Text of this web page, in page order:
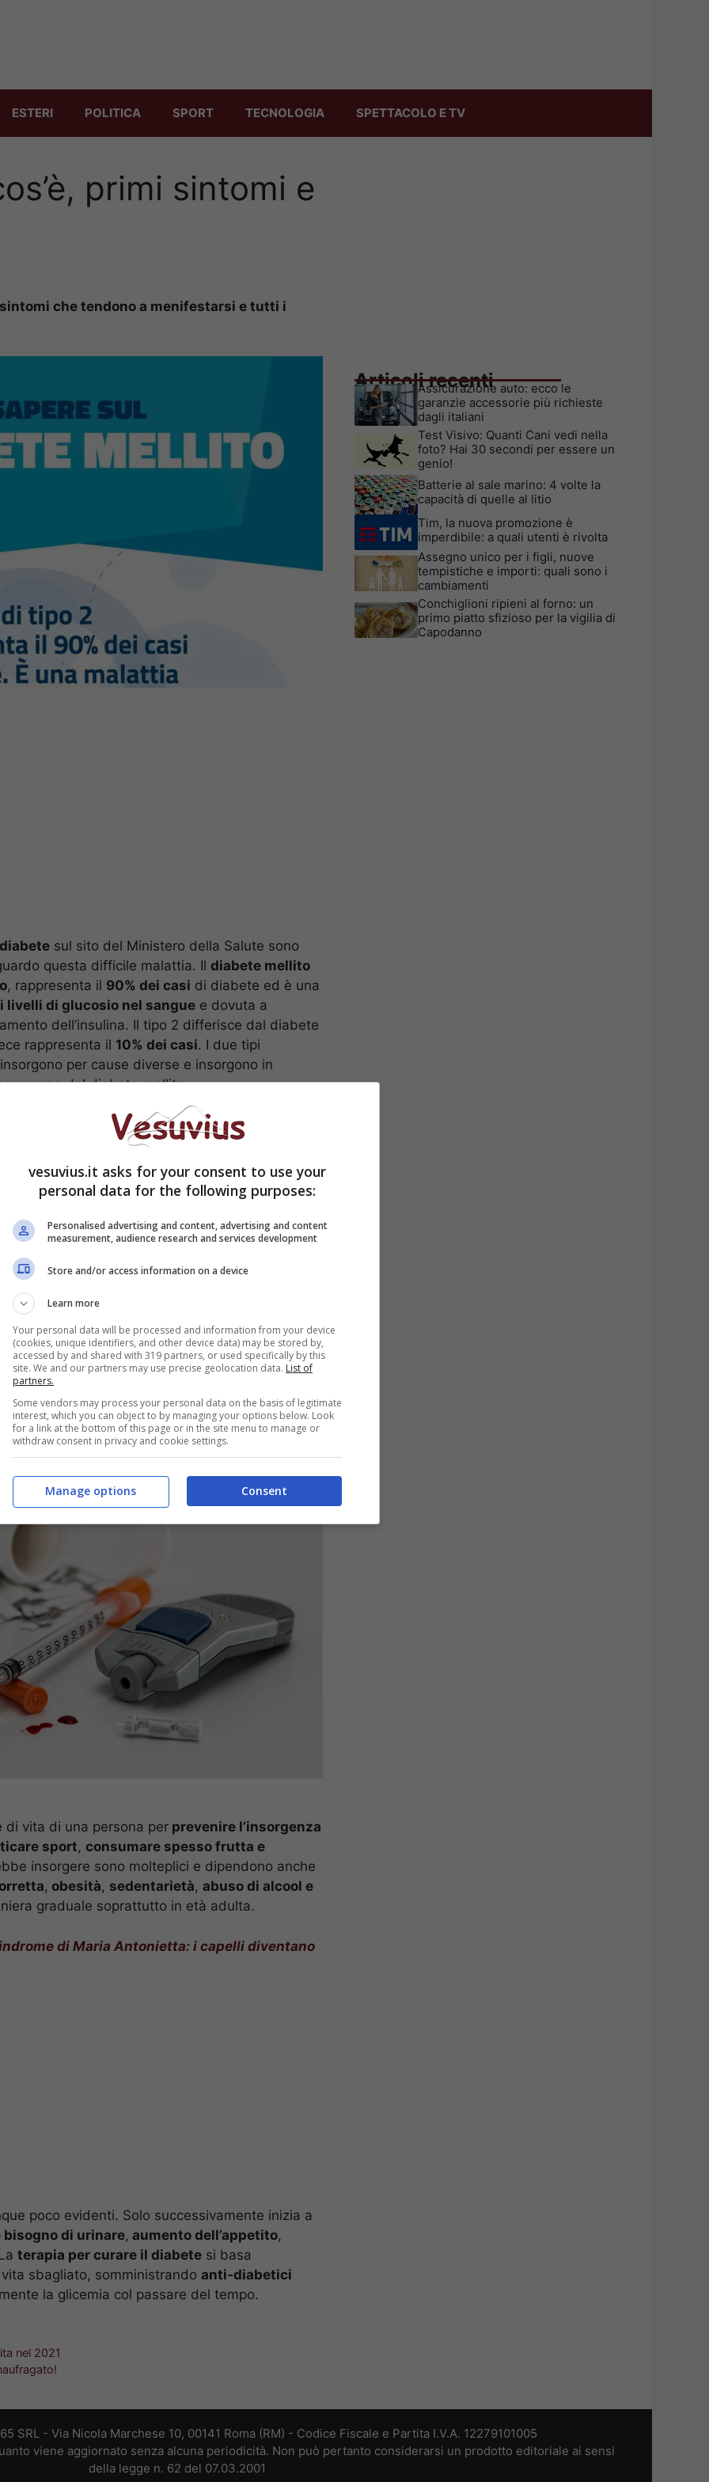
ESTERI POLITICA SPORT TECNOLOGIA SPETTACOLO E TV
primi sintomi e
che tendono a menifestarsi e tutti i
sul sito del Ministero della Salute sono
questa difficile malattia. Il diabete mellito
, rappresenta il 90% dei casi di diabete ed è una
livelli di glucosio nel sangue e dovuta a
dell’insulina. Il tipo 2 differisce dal diabete
rappresenta il 10% dei casi. I due tipi
per cause diverse e insorgono in
del diabete mellito.
cosa dicono le stelle
sintomi e come si
di vita di una persona per prevenire l’insorgenza
sport, consumare spesso frutta e
insorgere sono molteplici e dipendono anche
, obesità, sedentarietà, abuso di alcool e
graduale soprattutto in età adulta.
di Maria Antonietta: i capelli diventano
poco evidenti. Solo successivamente inizia a
di urinare, aumento dell’appetito,
terapia per curare il diabete si basa
sbagliato, somministrando anti-diabetici
la glicemia col passare del tempo.
nel 2021
Articoli recenti
Assicurazione auto: ecco le
garanzie accessorie più richieste
dagli italiani
Test Visivo: Quanti Cani vedi nella
foto? Hai 30 secondi per essere un
genio!
Batterie al sale marino: 4 volte la
capacità di quelle al litio
Tim, la nuova promozione è
imperdibile: a quali utenti è rivolta
Assegno unico per i figli, nuove
tempistiche e importi: quali sono i
cambiamenti
Conchiglioni ripieni al forno: un
primo piatto sfizioso per la vigilia di
Capodanno
SRL - Via Nicola Marchese 10, 00141 Roma (RM) - Codice Fiscale e Partita I.V.A. 12279101005
viene aggiornato senza alcuna periodicità. Non può pertanto considerarsi un prodotto editoriale ai sensi
della legge n. 62 del 07.03.2001
vesuvius.it asks for your consent to use your
personal data for the following purposes:
Personalised advertising and content, advertising and content
measurement, audience research and services development
Store and/or access information on a device
Learn more
Your personal data will be processed and information from your device
(cookies, unique identifiers, and other device data) may be stored by,
accessed by and shared with 319 partners, or used specifically by this
site. We and our partners may use precise geolocation data. List of
partners.
Some vendors may process your personal data on the basis of legitimate
interest, which you can object to by managing your options below. Look
for a link at the bottom of this page or in the site menu to manage or
withdraw consent in privacy and cookie settings.
Consent
Manage options